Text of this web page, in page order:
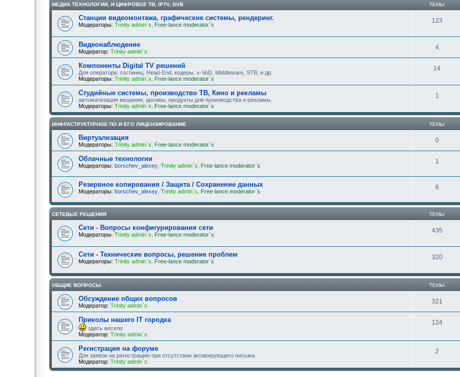
МЕДИА ТЕХНОЛОГИИ, И ЦИФРОВОЕ ТВ, IPTV, DVB ТЕМЫ
Станции видеомонтажа, графические системы, рендеринг.
Модераторы: Trinity admin`s Free-lance moderator`s
123
Видеонаблюдение
Модератор: Trinity admin`s
4
Компоненты Digital TV решений
Для операторв, гостиниц: Head-End, кодеры, x-VoD, Middleware, STB, и др.
Модераторы: Trinity admin`s Free-lance moderator`s
14
Студийные системы, производство ТВ, Кино и рекламы
автоматизация вещания, архивы, продукты для производства и рекламы.
Модераторы: Trinity admin`s Free-lance moderator`s
1
ИНФРАСТРУКТУРНОЕ ПО И ЕГО ЛИЦЕНЗИРОВАНИЕ ТЕМЫ
Виртуализация
Модераторы: Trinity admin`s Free-lance moderator`s
0
Облачные технологии
Модераторы: borschev_alexey Trinity admin`s Free-lance moderator`s
1
Резервное копирования / Защита / Сохранение данных
Модераторы: borschev_alexey Trinity admin`s Free-lance moderator`s
6
СЕТЕВЫЕ РЕШЕНИЯ ТЕМЫ
Сети - Вопросы конфигурирования сети
Модераторы: Trinity admin`s Free-lance moderator`s
435
Сети - Технические вопросы, решение проблем
Модераторы: Trinity admin`s Free-lance moderator`s
320
ОБЩИЕ ВОПРОСЫ ТЕМЫ
Обсуждение общих вопросов
Модератор: Trinity admin`s
321
Приколы нашего IT городка
здесь весело
Модератор: Trinity admin`s
124
Регистрация на форуме
Для заявок на регистрацию при отсутствии активирующего письма.
Модератор: Trinity admin`s
2